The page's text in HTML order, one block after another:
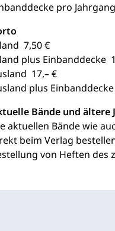
pro
7,50 €
plus Einbanddecke
17,– €
plus
Bände und ältere
aktuellen Bände wie
beim Verlag
von Heften des